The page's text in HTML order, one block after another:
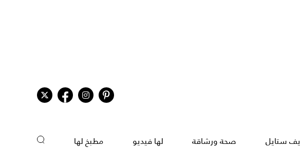
ستايل صحة ورشاقة لها فيديو مطبخ لها